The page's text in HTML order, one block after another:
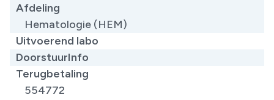
Afdeling
Hematologie (HEM)
Uitvoerend labo
DoorstuurInfo
Terugbetaling
554772